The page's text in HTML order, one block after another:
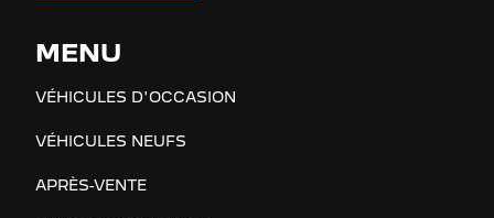
MENU
VÉHICULES D'OCCASION
VÉHICULES NEUFS
APRÈS-VENTE